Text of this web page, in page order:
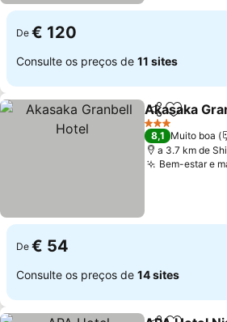
De € 120
Consulte os preços de 11 sites
Partilhar
Akasaka
3 Estrelas
8,1 Muito boa
a 3.7 km de
Bem-estar e
De € 54
Consulte os preços de 14 sites